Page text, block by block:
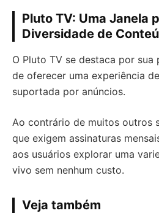
Pluto TV: Uma Janela
Diversidade de
O Pluto TV se destaca por
de oferecer uma experiência
suportada por anúncios.
Ao contrário de muitos outros
que exigem assinaturas
aos usuários explorar uma
vivo sem nenhum custo.
Veja também